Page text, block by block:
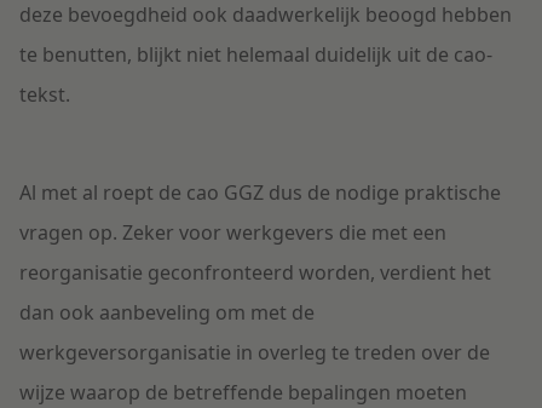
deze bevoegdheid ook daadwerkelijk beoogd hebben
te benutten, blijkt niet helemaal duidelijk uit de cao-
tekst.
Al met al roept de cao GGZ dus de nodige praktische
vragen op. Zeker voor werkgevers die met een
reorganisatie geconfronteerd worden, verdient het
dan ook aanbeveling om met de
werkgeversorganisatie in overleg te treden over de
wijze waarop de betreffende bepalingen moeten